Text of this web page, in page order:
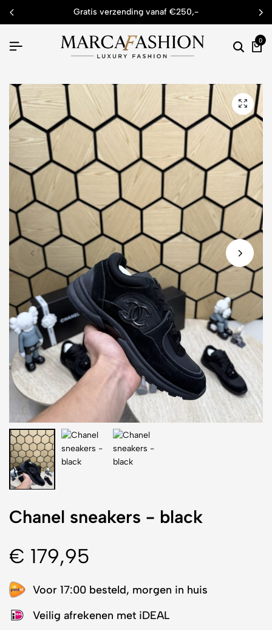
gratis verzending vanaf €250,-
0
Chanel sneakers - black
€ 179,95
Voor 17:00 besteld, morgen in huis
Veilig afrekenen met iDEAL